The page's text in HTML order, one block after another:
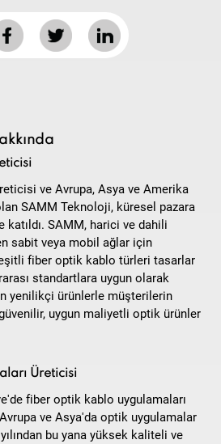
ve Avrupa, Asya ve Amerika
SAMM Teknoloji, küresel pazara
SAMM, harici ve dahili
sabit veya mobil ağlar için
fiber optik kablo türleri tasarlar
standartlara uygun olarak
yenilikçi ürünlerle müşterilerin
uygun maliyetli optik ürünler
Üreticisi
fiber optik kablo uygulamaları
ve Asya'da optik uygulamalar
bu yana yüksek kaliteli ve